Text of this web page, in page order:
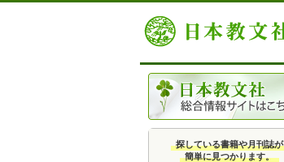
探している書籍や月刊誌が
簡単に見つかります。